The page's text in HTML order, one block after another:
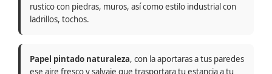
rustico con piedras, muros, así como estilo industrial con
ladrillos, tochos.
Papel pintado naturaleza, con la aportaras a tus paredes
ese aire fresco y salvaje que trasportara tu estancia a tu